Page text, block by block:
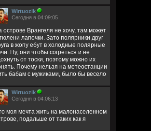
Wirtuozik
Сегодня в 04:09:05
острове Врангеля не хочу, там может
лапочки. Зато полярники друг
в жопу ебут в холодные полярные
Ну, они чтобы согреться и не
от тоски, поэтому можно их
Почему нельзя на метеостанции
бабам с мужиками, было бы весело
Wirtuozik
Сегодня в 04:06:13
моя мечта жить на малонаселенном
подальше от таких как я